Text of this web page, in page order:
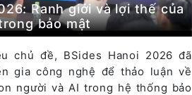
Ranh giới và lợi thế của
bảo mật
chủ đề, BSides Hanoi 2026 đã
gia công nghệ để thảo luận về
người và AI trong hệ thống bảo